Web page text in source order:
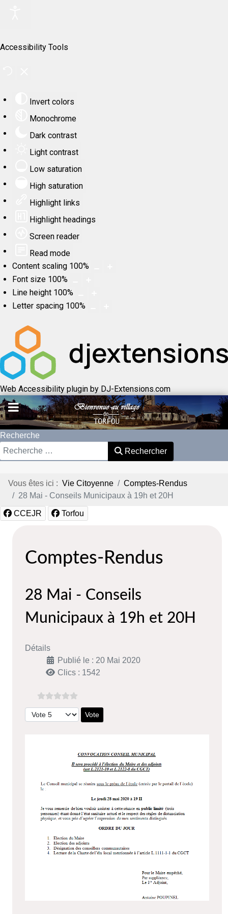
Accessibility Tools
Invert colors
Monochrome
Dark contrast
Light contrast
Low saturation
High saturation
Highlight links
Highlight headings
Screen reader
Read mode
Content scaling 100%
Font size 100%
Line height 100%
Letter spacing 100%
Web Accessibility plugin by DJ-Extensions.com
Recherche
Rechercher
Vous êtes ici : Vie Citoyenne
Comptes-Rendus
28 Mai - Conseils Municipaux à 19h et 20H
CCEJR Torfou
Comptes-Rendus
28 Mai - Conseils
Municipaux à 19h et 20H
Détails
Publié le : 20 Mai 2020
Clics : 1542
Veuillez voter